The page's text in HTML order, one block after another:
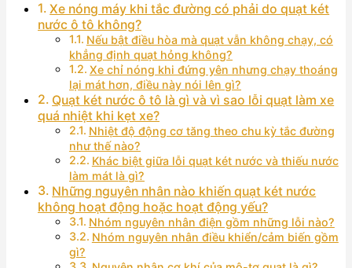
Xe nóng máy khi tắc đường có phải do quạt két
nước ô tô không?
Nếu bật điều hòa mà quạt vẫn không chạy, có
khẳng định quạt hỏng không?
Xe chỉ nóng khi đứng yên nhưng chạy thoáng
lại mát hơn, điều này nói lên gì?
Quạt két nước ô tô là gì và vì sao lỗi quạt làm xe
quá nhiệt khi kẹt xe?
Nhiệt độ động cơ tăng theo chu kỳ tắc đường
như thế nào?
Khác biệt giữa lỗi quạt két nước và thiếu nước
làm mát là gì?
Những nguyên nhân nào khiến quạt két nước
không hoạt động hoặc hoạt động yếu?
Nhóm nguyên nhân điện gồm những lỗi nào?
Nhóm nguyên nhân điều khiển/cảm biến gồm
gì?